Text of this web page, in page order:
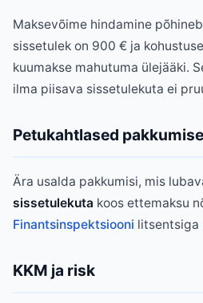
Maksevõime hindamine
sissetulek on 900 € ja
kuumakse mahutuma ülejääki.
ilma piisava sissetulekuta ei
Petukahtlased
Ära usalda pakkumisi, mis
sissetulekuta koos ettemaksu
Finantsinspektsiooni litsentsiga
KKM ja risk